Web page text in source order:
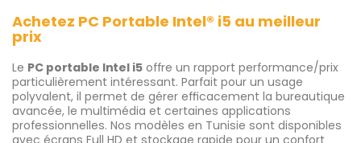
Achetez PC Portable Intel® i5 au meilleur
prix
Le PC portable Intel i5 offre un rapport performance/prix
particulièrement intéressant. Parfait pour un usage
polyvalent, il permet de gérer efficacement la bureautique
avancée, le multimédia et certaines applications
professionnelles. Nos modèles en Tunisie sont disponibles